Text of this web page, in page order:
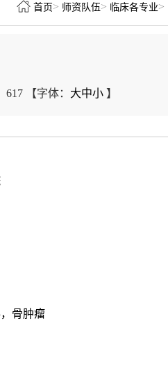
首页 > 师资队伍> 临床各专业>
617 【字体： 大中小 】
骨肿瘤